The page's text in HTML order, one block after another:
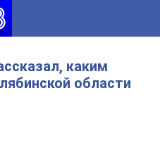
каким
области